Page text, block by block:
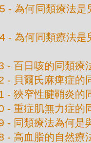
- 為何同類療法
- 為何同類療法
- 百日咳的同類療
- 貝爾氏麻痺症的
- 狹窄性腱鞘炎的
- 重症肌無力症的
- 同類療法為何是
- 高血脂的自然療